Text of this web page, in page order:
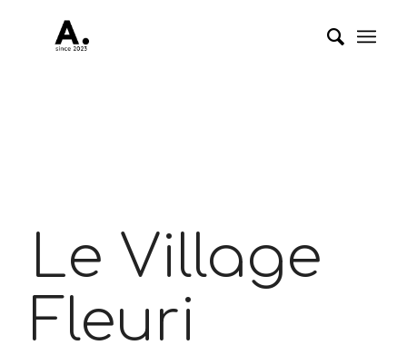
Le Village
Fleuri